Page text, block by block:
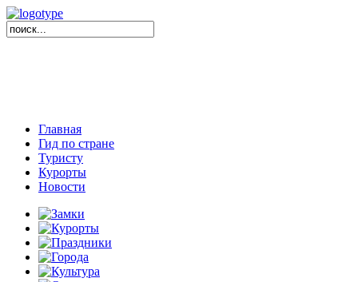
Главная
Гид по стране
Туристу
Курорты
Новости